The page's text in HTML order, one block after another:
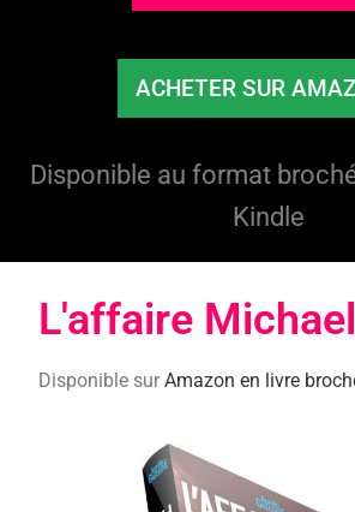
ACHETER SUR
Disponible au format
Kindle
L'affaire
Disponible surAmazon en livre